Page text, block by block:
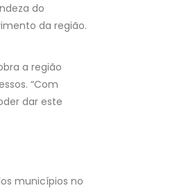
do
da região.
a região
“Com
dar este
municípios no